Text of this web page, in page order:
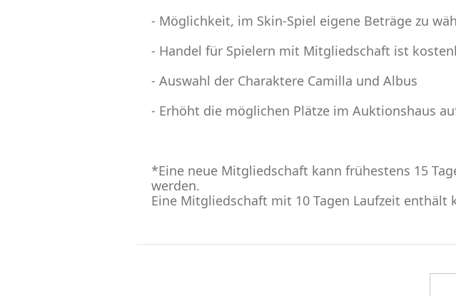
- Möglichkeit, im Skin-Spiel eigene Beträge zu
- Handel für Spielern mit Mitgliedschaft ist
- Auswahl der Charaktere Camilla und Albus
- Erhöht die möglichen Plätze im Auktionshaus
*Eine neue Mitgliedschaft kann frühestens 15
werden.
Eine Mitgliedschaft mit 10 Tagen Laufzeit enthält